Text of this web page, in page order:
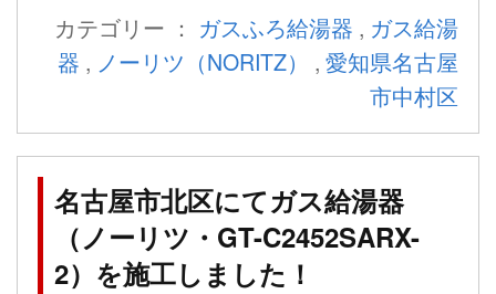
カテゴリー ： ガスふろ給湯器 , ガス給湯
器 , ノーリツ（NORITZ） , 愛知県名古屋
市中村区
名古屋市北区にてガス給湯器
（ノーリツ・GT-C2452SARX-
2）を施工しました！